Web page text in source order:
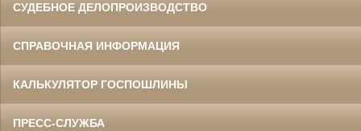
СУДЕБНОЕ ДЕЛОПРОИЗВОДСТВО
СПРАВОЧНАЯ ИНФОРМАЦИЯ
КАЛЬКУЛЯТОР ГОСПОШЛИНЫ
ПРЕСС-СЛУЖБА